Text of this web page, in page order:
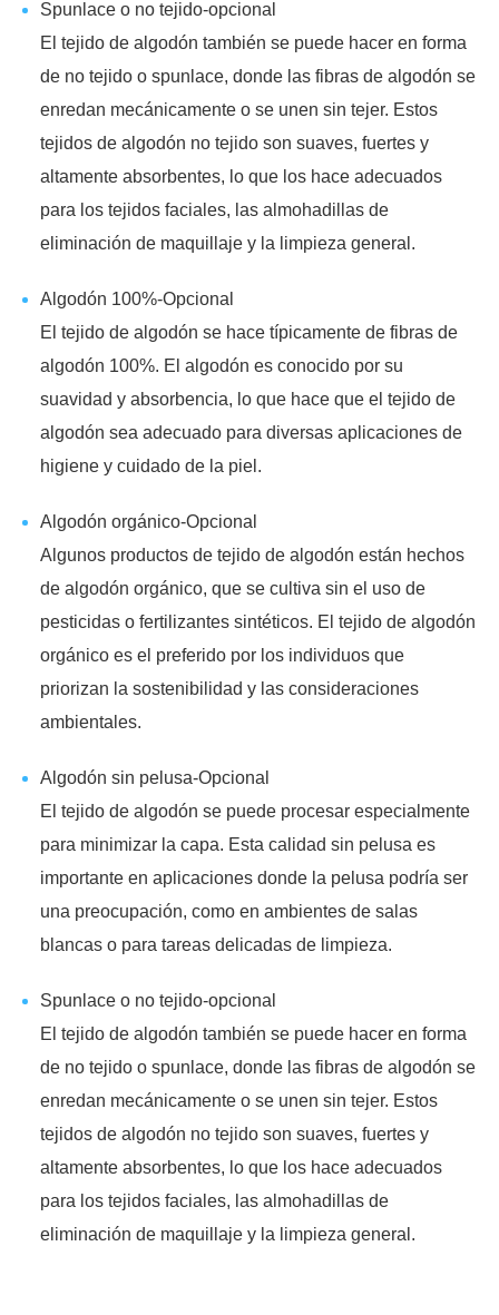
Spunlace o no tejido-opcional
El tejido de algodón también se puede hacer en forma
de no tejido o spunlace, donde las fibras de algodón se
enredan mecánicamente o se unen sin tejer. Estos
tejidos de algodón no tejido son suaves, fuertes y
altamente absorbentes, lo que los hace adecuados
para los tejidos faciales, las almohadillas de
eliminación de maquillaje y la limpieza general.
Algodón 100%-Opcional
El tejido de algodón se hace típicamente de fibras de
algodón 100%. El algodón es conocido por su
suavidad y absorbencia, lo que hace que el tejido de
algodón sea adecuado para diversas aplicaciones de
higiene y cuidado de la piel.
Algodón orgánico-Opcional
Algunos productos de tejido de algodón están hechos
de algodón orgánico, que se cultiva sin el uso de
pesticidas o fertilizantes sintéticos. El tejido de algodón
orgánico es el preferido por los individuos que
priorizan la sostenibilidad y las consideraciones
ambientales.
Algodón sin pelusa-Opcional
El tejido de algodón se puede procesar especialmente
para minimizar la capa. Esta calidad sin pelusa es
importante en aplicaciones donde la pelusa podría ser
una preocupación, como en ambientes de salas
blancas o para tareas delicadas de limpieza.
Spunlace o no tejido-opcional
El tejido de algodón también se puede hacer en forma
de no tejido o spunlace, donde las fibras de algodón se
enredan mecánicamente o se unen sin tejer. Estos
tejidos de algodón no tejido son suaves, fuertes y
altamente absorbentes, lo que los hace adecuados
para los tejidos faciales, las almohadillas de
eliminación de maquillaje y la limpieza general.